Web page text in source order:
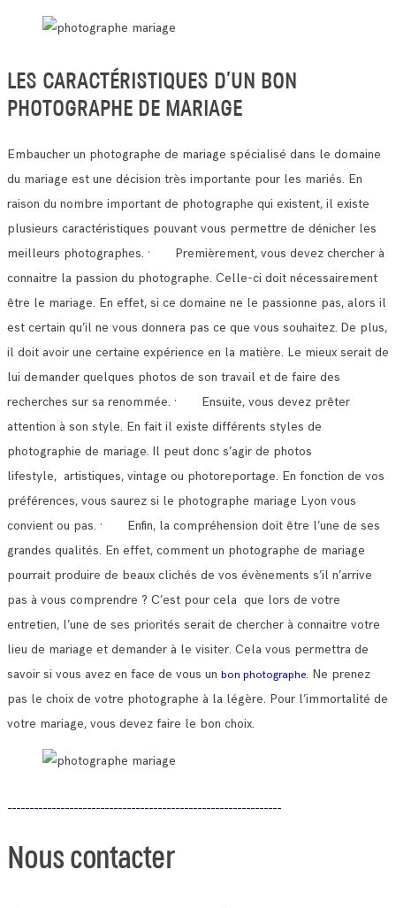
LES CARACTÉRISTIQUES D’UN BON
PHOTOGRAPHE DE MARIAGE
Embaucher un photographe de mariage spécialisé dans le domaine
du mariage est une décision très importante pour les mariés. En
raison du nombre important de photographe qui existent, il existe
plusieurs caractéristiques pouvant vous permettre de dénicher les
meilleurs photographes. · Premièrement, vous devez chercher à
connaitre la passion du photographe. Celle-ci doit nécessairement
être le mariage. En effet, si ce domaine ne le passionne pas, alors il
est certain qu’il ne vous donnera pas ce que vous souhaitez. De plus,
il doit avoir une certaine expérience en la matière. Le mieux serait de
lui demander quelques photos de son travail et de faire des
recherches sur sa renommée. · Ensuite, vous devez prêter
attention à son style. En fait il existe différents styles de
photographie de mariage. Il peut donc s’agir de photos
lifestyle, artistiques, vintage ou photoreportage. En fonction de vos
préférences, vous saurez si le photographe mariage Lyon vous
convient ou pas. · Enfin, la compréhension doit être l’une de ses
grandes qualités. En effet, comment un photographe de mariage
pourrait produire de beaux clichés de vos évènements s’il n’arrive
pas à vous comprendre ? C’est pour cela que lors de votre
entretien, l’une de ses priorités serait de chercher à connaitre votre
lieu de mariage et demander à le visiter. Cela vous permettra de
savoir si vous avez en face de vous un bon photographe. Ne prenez
pas le choix de votre photographe à la légère. Pour l’immortalité de
votre mariage, vous devez faire le bon choix.
Nous contacter